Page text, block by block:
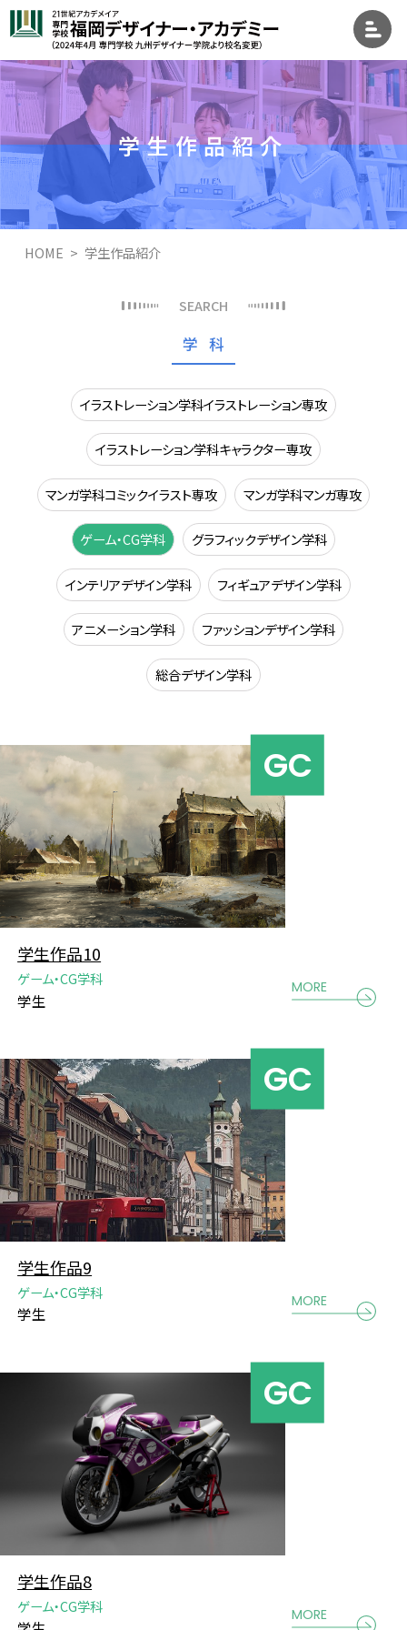
学生作品紹介
HOME 学生作品紹介
学科
イラストレーション学科イラストレーション専攻
イラストレーション学科キャラクター専攻
マンガ学科コミックイラスト専攻 マンガ学科マンガ専攻
ゲーム・CG学科 グラフィックデザイン学科
インテリアデザイン学科 フィギュアデザイン学科
アニメーション学科 ファッションデザイン学科
総合デザイン学科
学生作品10
ゲーム・CG学科
学生
MORE
学生作品9
ゲーム・CG学科
学生
MORE
学生作品8
ゲーム・CG学科 MORE